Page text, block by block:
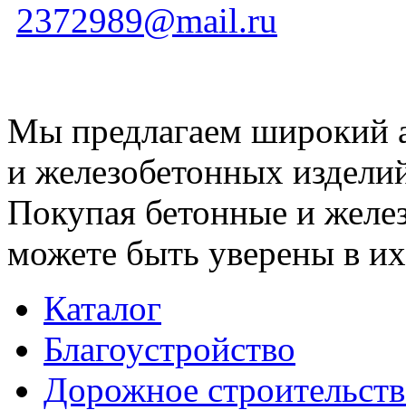
2372989@mail.ru
Мы предлагаем широкий
и железобетонных
Покупая бетонные и
можете быть уверены в их
Каталог
Благоустройство
Дорожное